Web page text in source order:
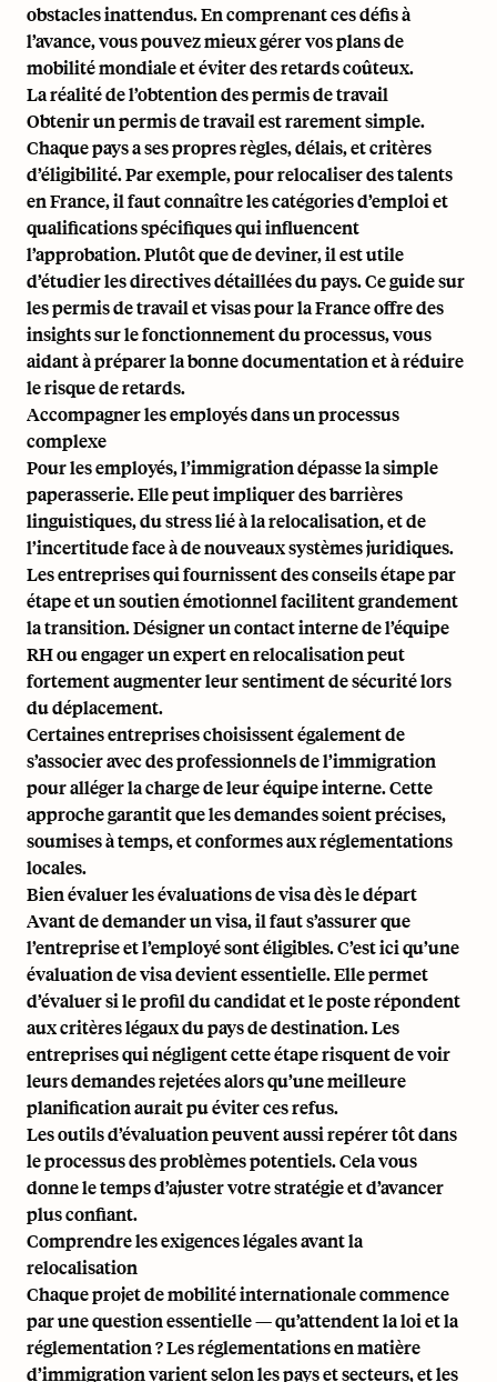
obstacles inattendus. En comprenant ces défis à
l’avance, vous pouvez mieux gérer vos plans de
mobilité mondiale et éviter des retards coûteux.
La réalité de l’obtention des permis de travail
Obtenir un permis de travail est rarement simple.
Chaque pays a ses propres règles, délais, et critères
d’éligibilité. Par exemple, pour relocaliser des talents
en France, il faut connaître les catégories d’emploi et
qualifications spécifiques qui influencent
l’approbation. Plutôt que de deviner, il est utile
d’étudier les directives détaillées du pays. Ceguide sur
les permis de travail et visas pour la Franceoffre des
insights sur le fonctionnement du processus, vous
aidant à préparer la bonne documentation et à réduire
le risque de retards.
Accompagner les employés dans un processus
complexe
Pour les employés, l’immigration dépasse la simple
paperasserie. Elle peut impliquer des barrières
linguistiques, du stress lié à la relocalisation, et de
l’incertitude face à de nouveaux systèmes juridiques.
Les entreprises qui fournissent des conseils étape par
étape et un soutien émotionnel facilitent grandement
la transition. Désigner un contact interne de l’équipe
RH ou engager un expert en relocalisation peut
fortement augmenter leur sentiment de sécurité lors
du déplacement.
Certaines entreprises choisissent également de
s’associer avec des professionnels de l’immigration
pour alléger la charge de leur équipe interne. Cette
approche garantit que les demandes soient précises,
soumises à temps, et conformes aux réglementations
locales.
Bien évaluer les évaluations de visa dès le départ
Avant de demander un visa, il faut s’assurer que
l’entreprise et l’employé sont éligibles. C’est ici qu’une
évaluation de visa devient essentielle. Elle permet
d’évaluer si le profil du candidat et le poste répondent
aux critères légaux du pays de destination. Les
entreprises qui négligent cette étape risquent de voir
leurs demandes rejetées alors qu’une meilleure
planification aurait pu éviter ces refus.
Les outils d’évaluation peuvent aussi repérer tôt dans
le processus des problèmes potentiels. Cela vous
donne le temps d’ajuster votre stratégie et d’avancer
plus confiant.
Comprendre les exigences légales avant la
relocalisation
Chaque projet de mobilité internationale commence
par une question essentielle — qu’attendent la loi et la
réglementation ? Les réglementations en matière
d’immigration varient selon les pays et secteurs, et les